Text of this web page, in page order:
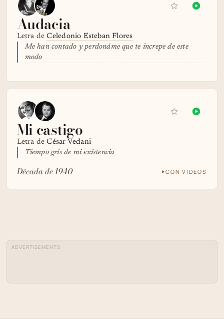
Audacia
Letra deCeledonio Esteban Flores
Me han contado y perdonáme que te increpe de este
modo
Mi castigo
Letra deCésar Vedani
Tiempo gris de mi existencia
Década de 1940 CON VIDEOS
ADVERTISEMENTS